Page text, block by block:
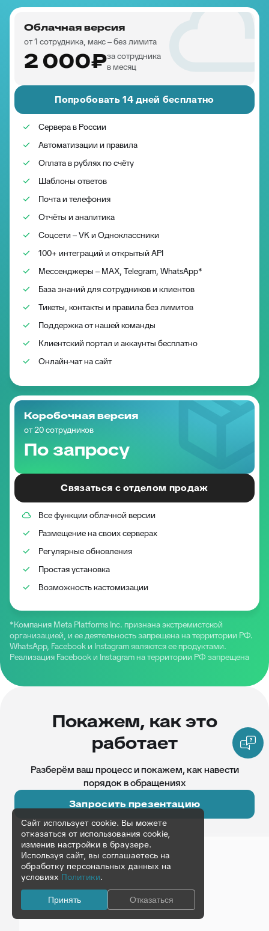
Облачная версия
от 1 сотрудника, макс – без лимита
2 000₽за сотрудника
в месяц
Попробовать 14 дней бесплатно
Сервера в России
Автоматизации и правила
Оплата в рублях по счёту
Шаблоны ответов
Почта и телефония
Отчёты и аналитика
Соцсети – VK и Одноклассники
100+ интеграций и открытый API
Мессенджеры – MAX, Telegram, WhatsApp*
База знаний для сотрудников и клиентов
Тикеты, контакты и правила без лимитов
Поддержка от нашей команды
Клиентский портал и аккаунты бесплатно
Онлайн-чат на сайт
Коробочная версия
от 20 сотрудников
По запросу
Связаться с отделом продаж
Все функции облачной версии
Размещение на своих серверах
Регулярные обновления
Простая установка
Возможность кастомизации
*Компания Meta Platforms Inc. признана экстремистской
организацией, и ее деятельность запрещена на территории РФ.
WhatsApp, Facebook и Instagram являются ее продуктами.
Реализация Facebook и Instagram на территории РФ запрещена
Покажем, как это
работает
Разберём ваш процесс и покажем, как навести
порядок в обращениях
Запросить презентацию
Сайт использует cookie. Вы можете
отказаться от использования cookie,
изменив настройки в браузере.
Используя сайт, вы соглашаетесь на
обработку персональных данных на
условиях Политики.
Принять Отказаться